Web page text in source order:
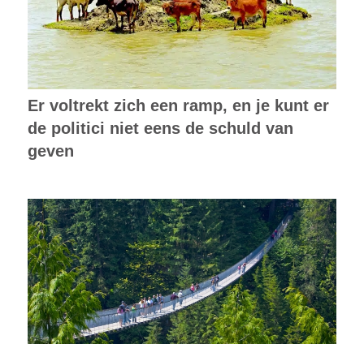
Er voltrekt zich een ramp, en je kunt er
de politici niet eens de schuld van
geven